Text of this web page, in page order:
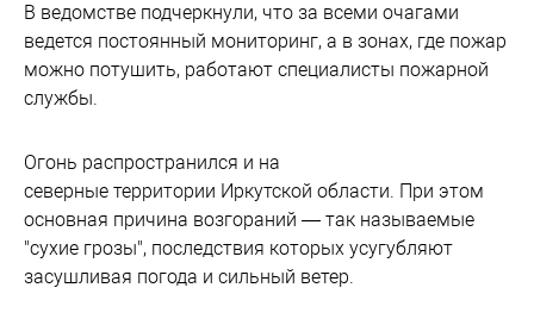
В ведомстве подчеркнули, что за всеми очагами
ведется постоянный мониторинг, а в зонах, где пожар
можно потушить, работают специалисты пожарной
службы.
Огонь распространился и на
северные территории Иркутской области. При этом
основная причина возгораний — так называемые
"сухие грозы", последствия которых усугубляют
засушливая погода и сильный ветер.